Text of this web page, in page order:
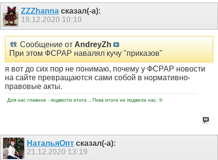
ZZZhannaсказал(-а):
19.12.2020 10:10
Сообщение от AndreyZh
При этом ФСРАР навалял кучу "приказов"
я вот до сих пор не понимаю, почему у ФСРАР новости
на сайте превращаются сами собой в нормативно-
правовые акты.
Для нас главное - подвести итоги... Пока итоги не подвели нас. ©
НатальяОпт сказал(-а):
21.12.2020 13:19